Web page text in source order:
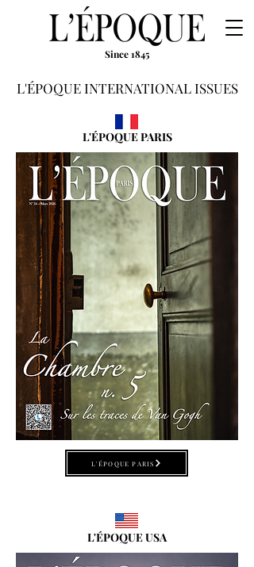
Since 1845
L'ÉPOQUE INTERNATIONAL ISSUES
L'ÉPOQUE PARIS
L'ÉPOQUE PARIS
L'ÉPOQUE USA